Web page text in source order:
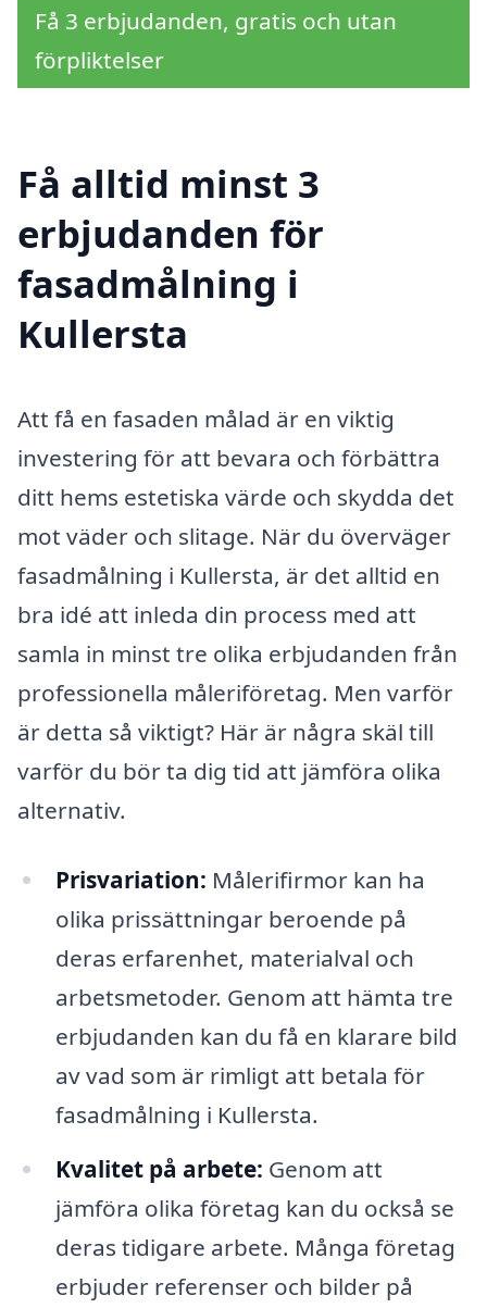
Få 3 erbjudanden, gratis och utan
förpliktelser
Få alltid minst 3
erbjudanden för
fasadmålning i
Kullersta
Att få en fasaden målad är en viktig
investering för att bevara och förbättra
ditt hems estetiska värde och skydda det
mot väder och slitage. När du överväger
fasadmålning i Kullersta, är det alltid en
bra idé att inleda din process med att
samla in minst tre olika erbjudanden från
professionella måleriföretag. Men varför
är detta så viktigt? Här är några skäl till
varför du bör ta dig tid att jämföra olika
alternativ.
Prisvariation: Målerifirmor kan ha
olika prissättningar beroende på
deras erfarenhet, materialval och
arbetsmetoder. Genom att hämta tre
erbjudanden kan du få en klarare bild
av vad som är rimligt att betala för
fasadmålning i Kullersta.
Kvalitet på arbete: Genom att
jämföra olika företag kan du också se
deras tidigare arbete. Många företag
erbjuder referenser och bilder på